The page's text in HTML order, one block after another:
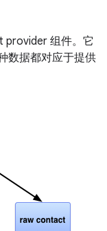
provider 组件。它
数据都对应于提供